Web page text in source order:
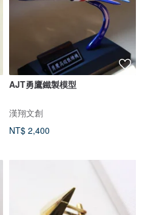
AJT勇鷹鐵製模型
漢翔文創
NT$ 2,400